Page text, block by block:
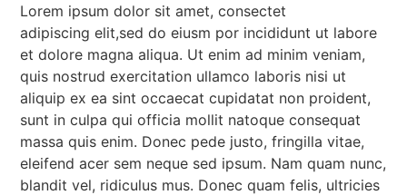
Lorem ipsum dolor sit amet, consectet
adipiscing elit,sed do eiusm por incididunt ut labore
et dolore magna aliqua. Ut enim ad minim veniam,
quis nostrud exercitation ullamco laboris nisi ut
aliquip ex ea sint occaecat cupidatat non proident,
sunt in culpa qui officia mollit natoque consequat
massa quis enim. Donec pede justo, fringilla vitae,
eleifend acer sem neque sed ipsum. Nam quam nunc,
blandit vel, ridiculus mus. Donec quam felis, ultricies